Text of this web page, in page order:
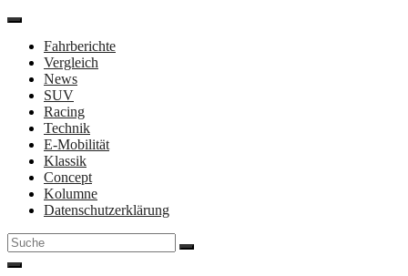
Direkt
Inhalt
Fahrberichte
Vergleich
News
SUV
Racing
Technik
E-Mobilität
Klassik
Concept
Kolumne
Datenschutzerklärung
Suche
nach: